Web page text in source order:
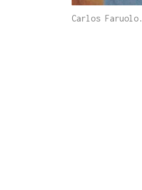
Carlos Faruolo.